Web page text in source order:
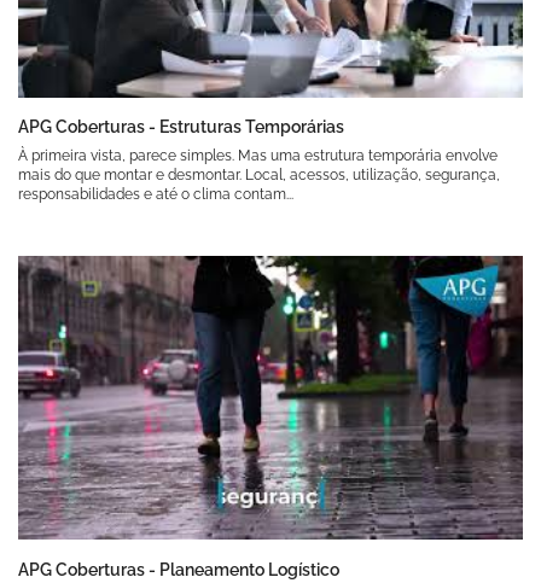
APG Coberturas - Estruturas Temporárias
À primeira vista, parece simples. Mas uma estrutura temporária envolve
mais do que montar e desmontar. Local, acessos, utilização, segurança,
responsabilidades e até o clima contam...
APG Coberturas - Planeamento Logístico